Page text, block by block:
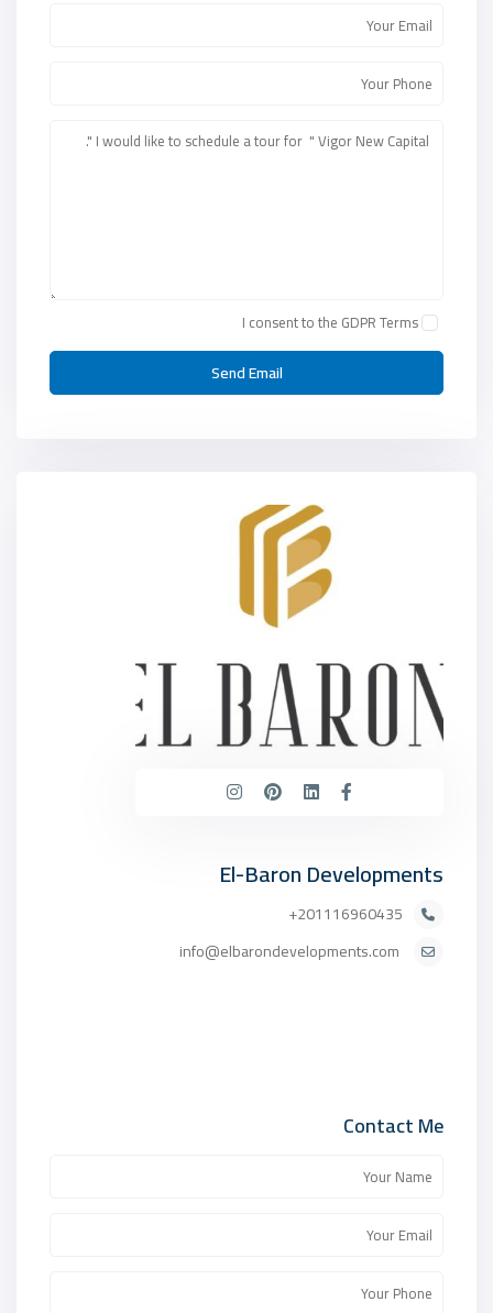
I consent to the GDPR Terms
El-Baron Developments
201116960435+
info@elbarondevelopments.com
Contact Me